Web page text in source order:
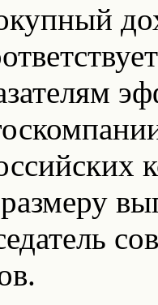
размеру